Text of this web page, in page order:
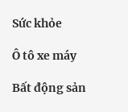
Sức khỏe
Ô tô xe máy
Bất động sản